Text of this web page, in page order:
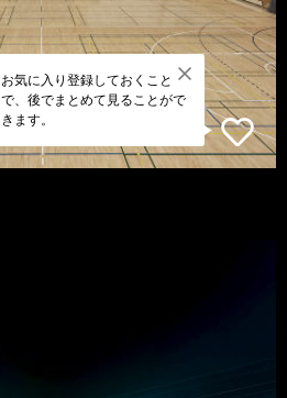
お気に入り登録しておくこと
で、後でまとめて見ることがで
きます。